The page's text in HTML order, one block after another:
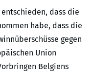
dass die
habe, dass die
gegen
Union
Belgiens